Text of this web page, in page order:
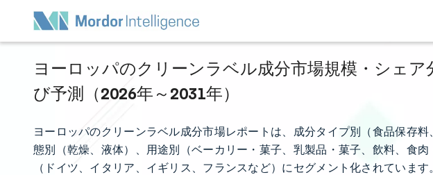
ヨーロッパのクリーンラベル成分市場規模・シェア
び予測（2026年～2031年）
ヨーロッパのクリーンラベル成分市場レポートは、成分タイプ別（食品保存
態別（乾燥、液体）、用途別（ベーカリー・菓子、乳製品・菓子、飲料、食
（ドイツ、イタリア、イギリス、フランスなど）にセグメント化されていま